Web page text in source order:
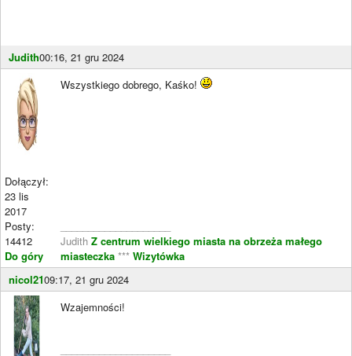
Judith00:16, 21 gru 2024
Dołączył:
23 lis
2017
Posty:
14412
Do góry
Wszystkiego dobrego, Kaśko!
Judith Z centrum wielkiego miasta na obrzeża małego
miasteczka *** Wizytówka
nicol2109:17, 21 gru 2024
Wzajemności!